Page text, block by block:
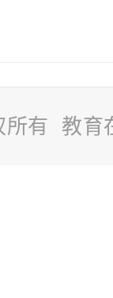
所有 教育